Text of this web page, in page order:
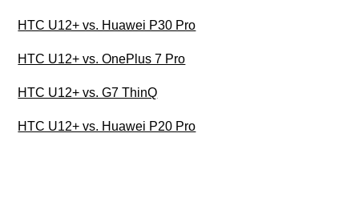
HTC U12+ vs. Huawei P30 Pro
HTC U12+ vs. OnePlus 7 Pro
HTC U12+ vs. G7 ThinQ
HTC U12+ vs. Huawei P20 Pro